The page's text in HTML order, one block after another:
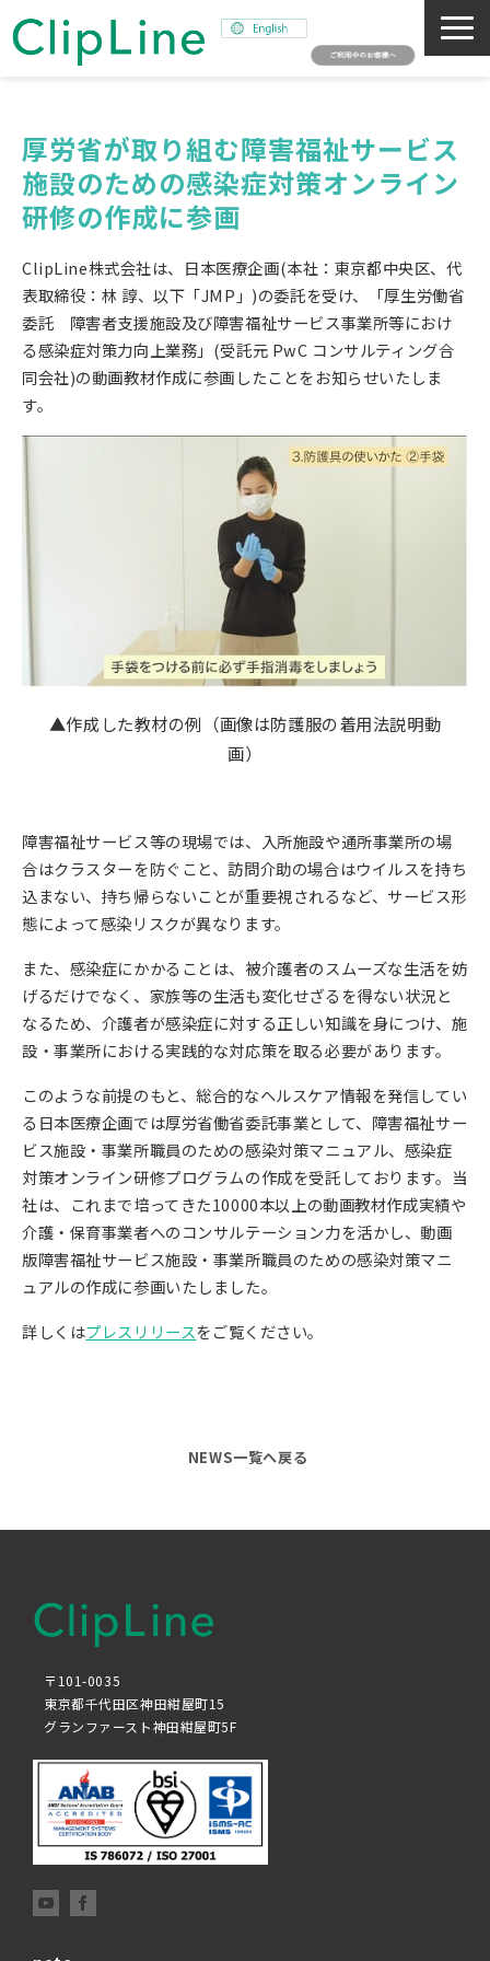
事業紹介
ミッション
ニュース
採用情報
SNAPSHOT
厚労省が取り組む障害福祉サービス
施設のための感染症対策オンライン
研修の作成に参画
ClipLine株式会社は、日本医療企画(本社：東京都中央区、代
表取締役：林 諄、以下「JMP」)の委託を受け、「厚生労働省
委託 障害者支援施設及び障害福祉サービス事業所等におけ
る感染症対策力向上業務」(受託元 PwC コンサルティング合
同会社)の動画教材作成に参画したことをお知らせいたしま
す。
▲作成した教材の例（画像は防護服の着用法説明動
画）
障害福祉サービス等の現場では、入所施設や通所事業所の場
合はクラスターを防ぐこと、訪問介助の場合はウイルスを持ち
込まない、持ち帰らないことが重要視されるなど、サービス形
態によって感染リスクが異なります。
また、感染症にかかることは、被介護者のスムーズな生活を妨
げるだけでなく、家族等の生活も変化せざるを得ない状況と
なるため、介護者が感染症に対する正しい知識を身につけ、施
設・事業所における実践的な対応策を取る必要があります。
このような前提のもと、総合的なヘルスケア情報を発信してい
る日本医療企画では厚労省働省委託事業として、障害福祉サー
ビス施設・事業所職員のための感染対策マニュアル、感染症
対策オンライン研修プログラムの作成を受託しております。当
社は、これまで培ってきた10000本以上の動画教材作成実績や
介護・保育事業者へのコンサルテーション力を活かし、動画
版障害福祉サービス施設・事業所職員のための感染対策マニ
ュアルの作成に参画いたしました。
詳しくはプレスリリースをご覧ください。
NEWS一覧へ戻る
〒101-0035
東京都千代田区神田紺屋町15
グランファースト神田紺屋町5F